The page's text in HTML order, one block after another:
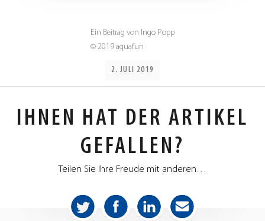
Ein Beitrag von Ingo Popp
© 2019 aquafun
2. JULI 2019
IHNEN HAT DER ARTIKEL
GEFALLEN?
Teilen Sie Ihre Freude mit anderen…
aquafun
aquafun
aquafun
aquafun
aquafun
aquafun
aquafun